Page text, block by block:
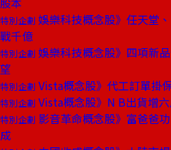
特別企劃 娛樂科技概念股》任天堂
戰千億
特別企劃 娛樂科技概念股》四項新
望
特別企劃 Vista概念股》代工訂單
特別企劃 Vista概念股》N B出貨增
特別企劃 影音革命概念股》富爸爸
成